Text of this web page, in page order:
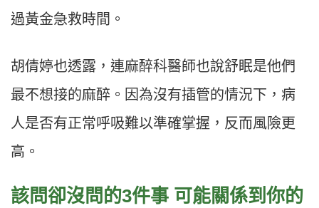
過黃金急救時間。
胡倩婷也透露，連麻醉科醫師也說舒眠是他們
最不想接的麻醉。因為沒有插管的情況下，病
人是否有正常呼吸難以準確掌握，反而風險更
高。
該問卻沒問的3件事 可能關係到你的